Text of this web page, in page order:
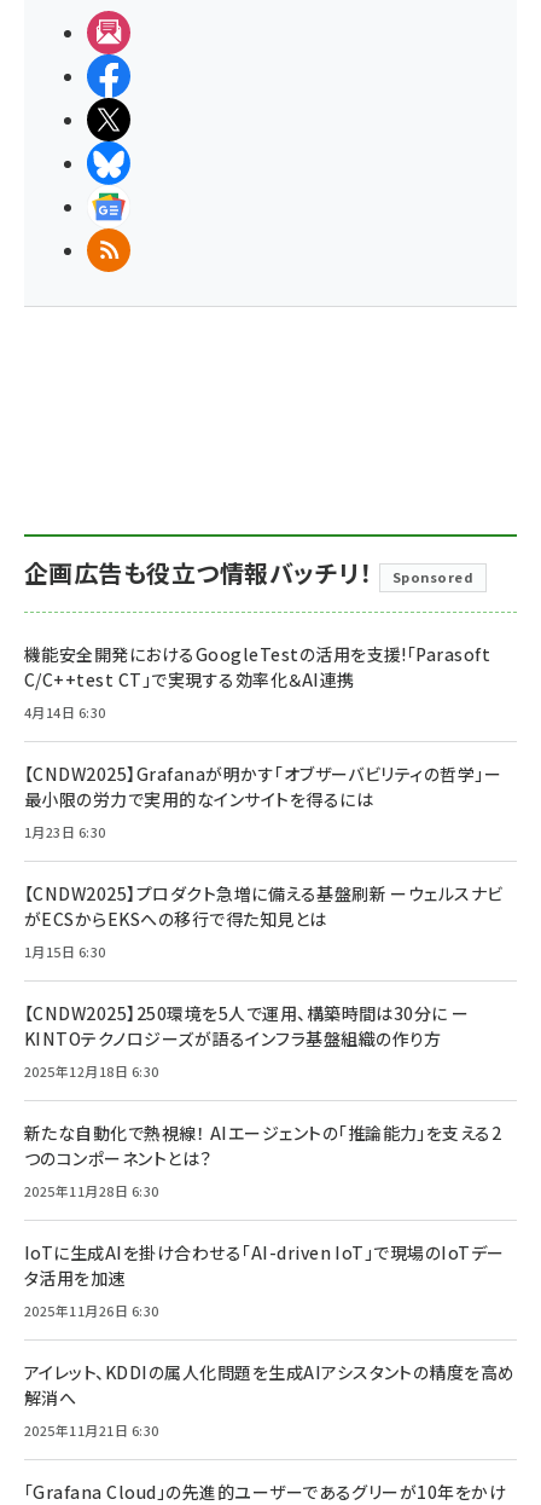
RSS
企画広告も役立つ情報バッチリ！ Sponsored
機能安全開発におけるGoogleTestの活用を支援!「Parasoft
C/C++test CT」で実現する効率化＆AI連携
4月14日 6:30
【CNDW2025】Grafanaが明かす「オブザーバビリティの哲学」ー
最小限の労力で実用的なインサイトを得るには
1月23日 6:30
【CNDW2025】プロダクト急増に備える基盤刷新 ーウェルスナビ
がECSからEKSへの移行で得た知見とは
1月15日 6:30
【CNDW2025】250環境を5人で運用、構築時間は30分に ー
KINTOテクノロジーズが語るインフラ基盤組織の作り方
2025年12月18日 6:30
新たな自動化で熱視線！ AIエージェントの「推論能力」を支える2
つのコンポーネントとは？
2025年11月28日 6:30
IoTに生成AIを掛け合わせる「AI-driven IoT」で現場のIoTデー
タ活用を加速
2025年11月26日 6:30
アイレット、KDDIの属人化問題を生成AIアシスタントの精度を高め
解消へ
2025年11月21日 6:30
「Grafana Cloud」の先進的ユーザーであるグリーが10年をかけ